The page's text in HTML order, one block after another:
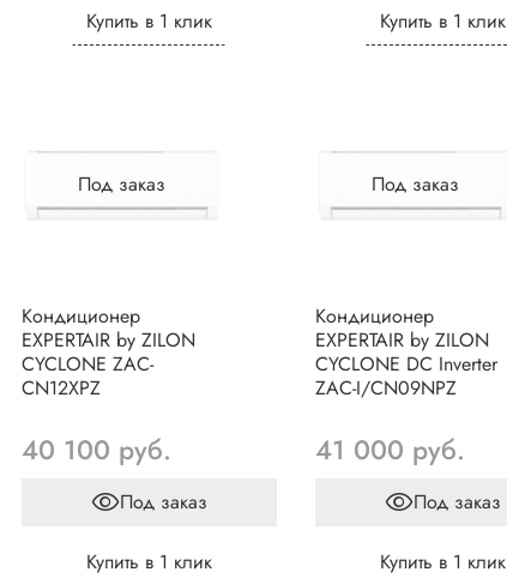
Купить в 1 клик Купить в 1 клик
Под заказ
Кондиционер
EXPERTAIR by ZILON
CYCLONE ZAC-
CN12XPZ
40 100 руб.
Под заказ
Купить в 1 клик
Под заказ
Кондиционер
EXPERTAIR by ZILON
CYCLONE DC Inverter
ZAC-I/CN09NPZ
41 000 руб.
Под заказ
Купить в 1 клик